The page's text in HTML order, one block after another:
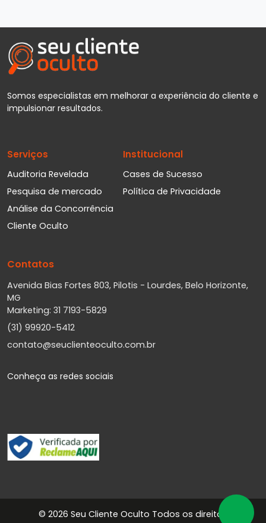
Somos especialistas em melhorar a experiência do cliente e
impulsionar resultados.
Serviços
Auditoria Revelada
Pesquisa de mercado
Análise da Concorrência
Cliente Oculto
Institucional
Cases de Sucesso
Política de Privacidade
Contatos
Avenida Bias Fortes 803, Pilotis - Lourdes, Belo Horizonte,
MG
Marketing: 31 7193-5829
(31) 99920-5412
contato@seuclienteoculto.com.br
Conheça as redes sociais
© 2026 Seu Cliente Oculto Todos os direitos